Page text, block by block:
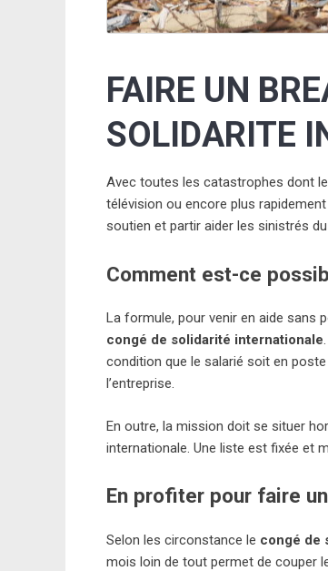
FAIRE UN
SOLIDARITE
Avec toutes les catastrophes dont
télévision ou encore plus
soutien et partir aider les sinistrés
Comment est-ce
La formule, pour venir en aide sans
congé de solidarité internationale
condition que le salarié soit en
l’entreprise.
En outre, la mission doit se situer
internationale. Une liste est fixée et
En profiter pour faire
Selon les circonstance le congé de
mois loin de tout permet de couper